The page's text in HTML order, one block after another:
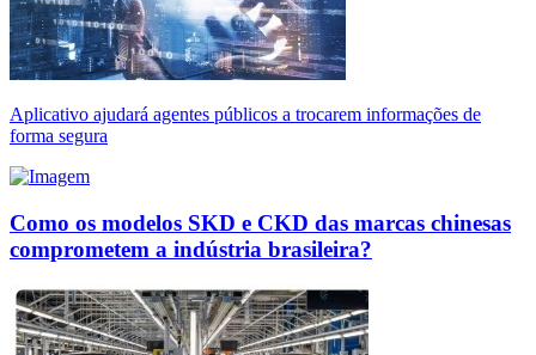
Aplicativo ajudará agentes públicos a trocarem informações de
forma segura
Como os modelos SKD e CKD das marcas chinesas
comprometem a indústria brasileira?